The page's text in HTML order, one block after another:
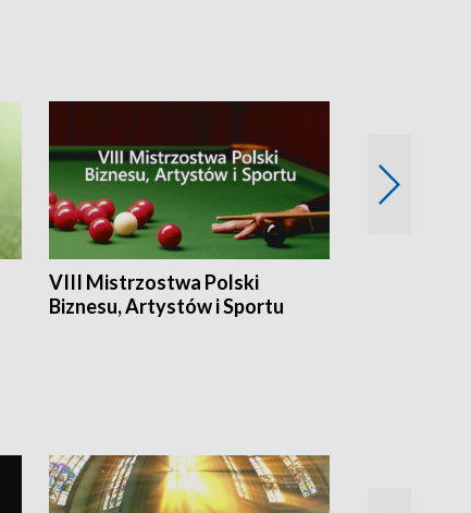
VIII Mistrzostwa Polski
Biznesu, Artystów i Sportu